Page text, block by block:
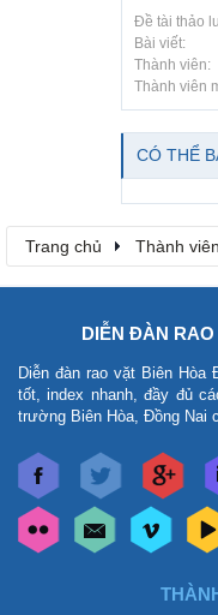
Đề tài thảo
Bài viết:
Thành viên:
Thành viên
CÓ THỂ
Trang chủ Thành viên
DIỄN ĐÀN
Diễn đàn rao vặt Biên Hòa
tốt, index nhanh, đầy đủ
trường Biên Hòa, Đồng Nai